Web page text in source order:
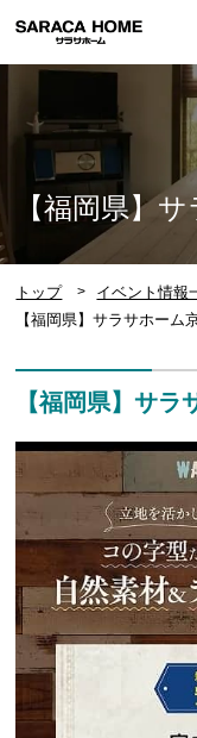
【福岡県】
トップ イベント情報
【福岡県】サラサホーム
【福岡県】サラ